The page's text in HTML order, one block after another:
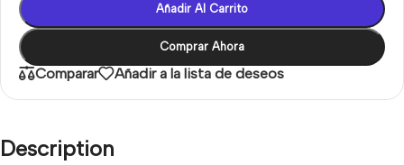
Añadir Al Carrito
Comprar Ahora
Comparar Añadir a la lista de deseos
Description